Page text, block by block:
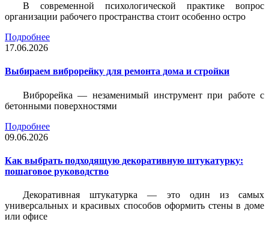
В современной психологической практике вопрос
организации рабочего пространства стоит особенно остро
Подробнее
17.06.2026
Выбираем виброрейку для ремонта дома и стройки
Виброрейка — незаменимый инструмент при работе с
бетонными поверхностями
Подробнее
09.06.2026
Как выбрать подходящую декоративную штукатурку:
пошаговое руководство
Декоративная штукатурка — это один из самых
универсальных и красивых способов оформить стены в доме
или офисе